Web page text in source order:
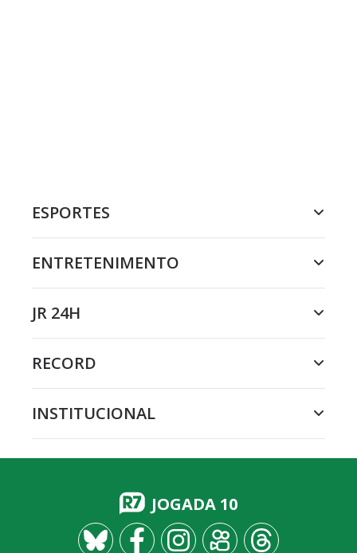
ESPORTES
ENTRETENIMENTO
JR 24H
RECORD
INSTITUCIONAL
JOGADA 10